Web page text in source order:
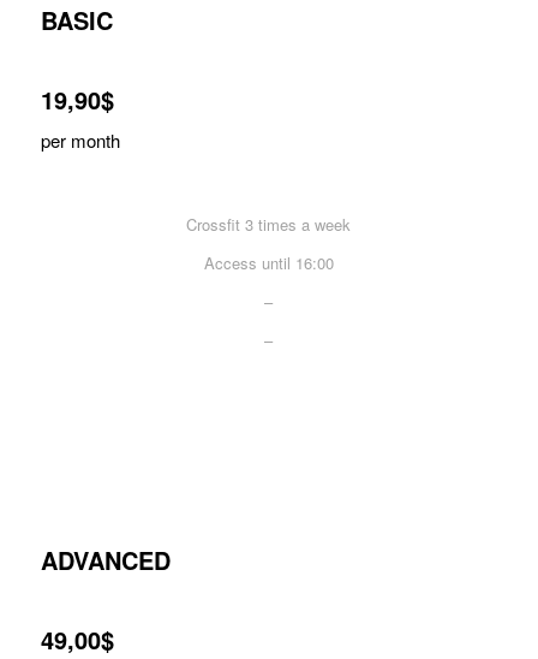
BASIC
19,90$
per month
Crossfit 3 times a week
Access until 16:00
–
–
ADVANCED
49,00$